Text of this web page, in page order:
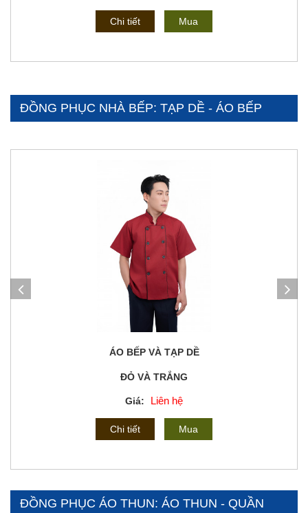
Chi tiết Mua
ĐỒNG PHỤC NHÀ BẾP: TẠP DỀ - ÁO BẾP
ÁO BẾP VÀ TẠP DỀ
ĐỎ VÀ TRẮNG
Giá: Liên hệ
Chi tiết Mua
ĐỒNG PHỤC ÁO THUN: ÁO THUN - QUẦN